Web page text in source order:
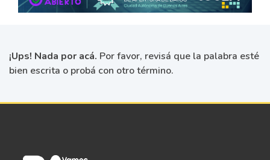
¡Ups! Nada por acá. Por favor, revisá que la palabra esté
bien escrita o probá con otro término.